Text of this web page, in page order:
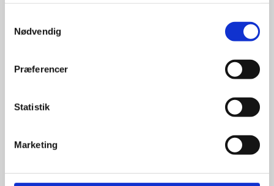
Nødvendig
Præferencer
Statistik
Marketing
idé til et konkret produkt, eller et